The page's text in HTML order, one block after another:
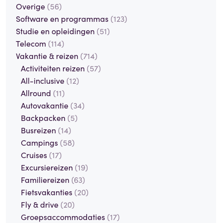
Overige (56)
Software en programmas (123)
Studie en opleidingen (51)
Telecom (114)
Vakantie & reizen (714)
Activiteiten reizen (57)
All-inclusive (12)
Allround (11)
Autovakantie (34)
Backpacken (5)
Busreizen (14)
Campings (58)
Cruises (17)
Excursiereizen (19)
Familiereizen (63)
Fietsvakanties (20)
Fly & drive (20)
Groepsaccommodaties (17)